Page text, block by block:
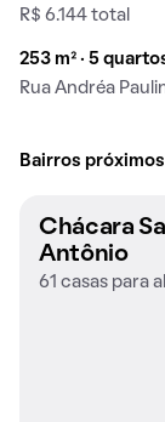
R$ 6.144 total
253 m² · 5
Rua Andréa
Bairros
Chácara
Antônio
61 casas para